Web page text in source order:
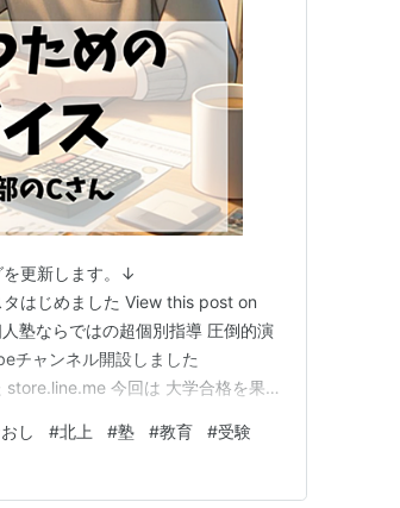
会をめぐる様々な問題を解明しそ
指す」といった、問題解決を主眼
行するのではなく、具体的問題の
問分野の把握・問題解決方法の提
り学部とは全く異なる点として挙
。例えば、スタンフォード
うえで、問題解決のための幅広い
んでいるだけで偏向で浅はかな教
を更新します。↓
はじめました View this post on
塾ならではの超個別指導 圧倒的演
チャンネル開設しました
今回は 大学合格を果た
し #北上 #塾 #教育 #受験